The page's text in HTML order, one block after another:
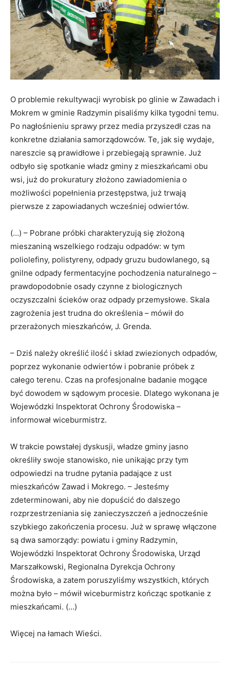
O problemie rekultywacji wyrobisk po glinie w Zawadach i
Mokrem w gminie Radzymin pisaliśmy kilka tygodni temu.
Po nagłośnieniu sprawy przez media przyszedł czas na
konkretne działania samorządowców. Te, jak się wydaje,
nareszcie są prawidłowe i przebiegają sprawnie. Już
odbyło się spotkanie władz gminy z mieszkańcami obu
wsi, już do prokuratury złożono zawiadomienia o
możliwości popełnienia przestępstwa, już trwają
pierwsze z zapowiadanych wcześniej odwiertów.
(…) – Pobrane próbki charakteryzują się złożoną
mieszaniną wszelkiego rodzaju odpadów: w tym
poliolefiny, polistyreny, odpady gruzu budowlanego, są
gnilne odpady fermentacyjne pochodzenia naturalnego –
prawdopodobnie osady czynne z biologicznych
oczyszczalni ścieków oraz odpady przemysłowe. Skala
zagrożenia jest trudna do określenia – mówił do
przerażonych mieszkańców, J. Grenda.
– Dziś należy określić ilość i skład zwiezionych odpadów,
poprzez wykonanie odwiertów i pobranie próbek z
całego terenu. Czas na profesjonalne badanie mogące
być dowodem w sądowym procesie. Dlatego wykonana je
Wojewódzki Inspektorat Ochrony Środowiska –
informował wiceburmistrz.
W trakcie powstałej dyskusji, władze gminy jasno
określiły swoje stanowisko, nie unikając przy tym
odpowiedzi na trudne pytania padające z ust
mieszkańców Zawad i Mokrego. – Jesteśmy
zdeterminowani, aby nie dopuścić do dalszego
rozprzestrzeniania się zanieczyszczeń a jednocześnie
szybkiego zakończenia procesu. Już w sprawę włączone
są dwa samorządy: powiatu i gminy Radzymin,
Wojewódzki Inspektorat Ochrony Środowiska, Urząd
Marszałkowski, Regionalna Dyrekcja Ochrony
Środowiska, a zatem poruszyliśmy wszystkich, których
można było – mówił wiceburmistrz kończąc spotkanie z
mieszkańcami. (…)
Więcej na łamach Wieści.